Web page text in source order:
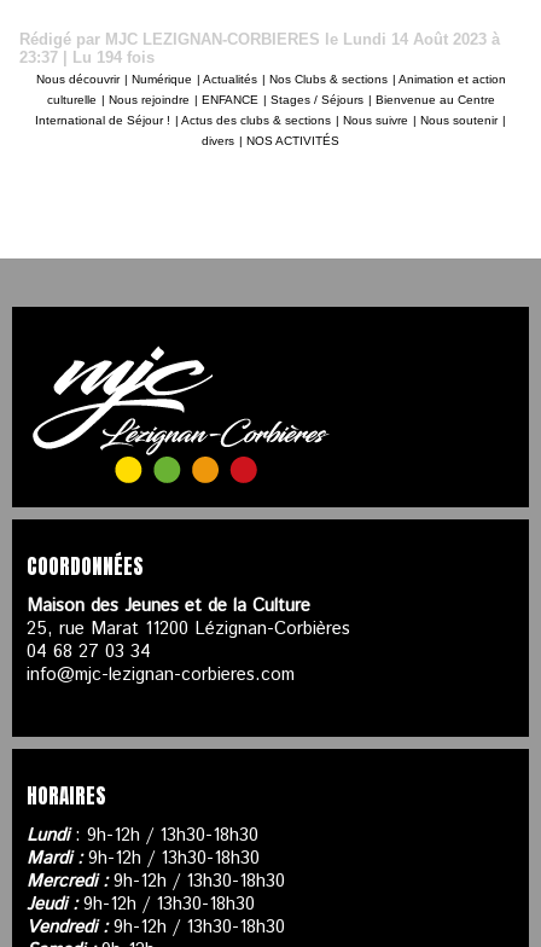
Rédigé par MJC LEZIGNAN-CORBIERES le Lundi 14 Août 2023 à
23:37 | Lu 194 fois
Nous découvrir Numérique Actualités Nos Clubs & sections
Animation et action
culturelle
Nous rejoindre ENFANCE Stages / Séjours
Bienvenue au Centre
International de Séjour !
Actus des clubs & sections Nous suivre Nous soutenir
divers
NOS ACTIVITÉS
COORDONNÉES
Maison des Jeunes et de la Culture
25, rue Marat 11200 Lézignan-Corbières
04 68 27 03 34
info@mjc-lezignan-corbieres.com
HORAIRES
Lundi: 9h-12h / 13h30-18h30
Mardi :9h-12h / 13h30-18h30
Mercredi :9h-12h / 13h30-18h30
Jeudi :9h-12h / 13h30-18h30
Vendredi :9h-12h / 13h30-18h30